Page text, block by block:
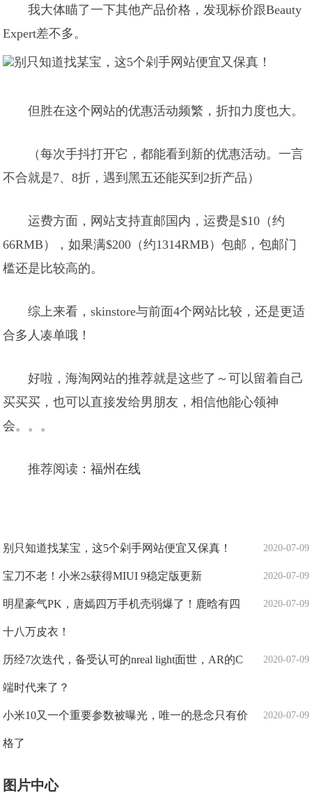
我大体瞄了一下其他产品价格，发现标价跟Beauty
Expert差不多。
但胜在这个网站的优惠活动频繁，折扣力度也大。
（每次手抖打开它，都能看到新的优惠活动。一言
不合就是7、8折，遇到黑五还能买到2折产品）
运费方面，网站支持直邮国内，运费是$10（约
66RMB），如果满$200（约1314RMB）包邮，包邮门
槛还是比较高的。
综上来看，skinstore与前面4个网站比较，还是更适
合多人凑单哦！
好啦，海淘网站的推荐就是这些了～可以留着自己
买买买，也可以直接发给男朋友，相信他能心领神
会。。。
推荐阅读：福州在线
2020-07-09
别只知道找某宝，这5个剁手网站便宜又保真！
2020-07-09
宝刀不老！小米2s获得MIUI 9稳定版更新
2020-07-09
明星豪气PK，唐嫣四万手机壳弱爆了！鹿晗有四
十八万皮衣！
2020-07-09
历经7次迭代，备受认可的nreal light面世，AR的C
端时代来了？
2020-07-09
小米10又一个重要参数被曝光，唯一的悬念只有价
格了
图片中心